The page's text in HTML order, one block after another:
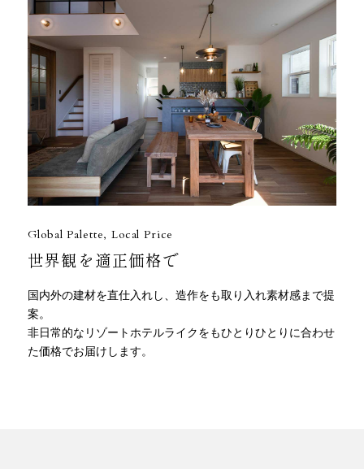
Global Palette, Local Price
世界観を適正価格で
国内外の建材を直仕入れし、造作をも取り入れ素材感まで提
案。
非日常的なリゾートホテルライクをもひとりひとりに合わせ
た価格でお届けします。